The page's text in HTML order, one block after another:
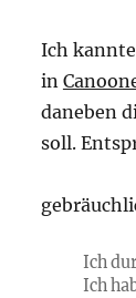
Ich
in
daneben
soll.
Ich
Ich